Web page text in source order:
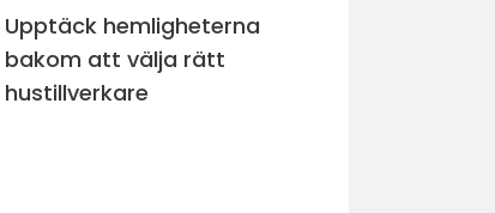
Upptäck hemligheterna
bakom att välja rätt
hustillverkare